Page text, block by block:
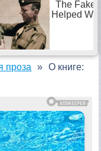
проза
О книге: